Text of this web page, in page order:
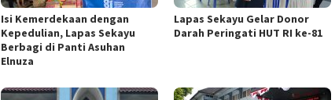
Isi Kemerdekaan dengan
Kepedulian, Lapas Sekayu
Berbagi di Panti Asuhan
Elnuza
Lapas Sekayu Gelar Donor
Darah Peringati HUT RI ke-81